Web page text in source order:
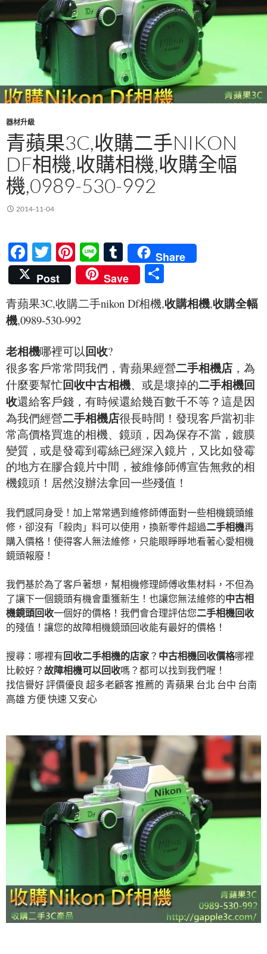
器材升級
青蘋果3C,收購二手NIKON
DF相機,收購相機,收購全幅
機,0989-530-992
2014-11-04
F
ac
e
b
o
o
k
T
w
itt
er
Pi
nt
er
es
t
Li
n
e
T
u
m
bl
Share
Post
Save
享
青蘋果3C,收購二手nikon Df相機,收購相機,收購全幅
機,0989-530-992
老相機哪裡可以回收?
很多客戶常常問我們，青蘋果經營二手相機店 ，為
什麼要幫忙回收中古相機、或是壞掉的二手相機回
收還給客戶錢，有時候還給幾百數千不等？這是因
為我們經營二手相機店很長時間！發現客戶當初非
常高價格買進的相機、鏡頭，因為保存不當，鍍膜
變質，或是發霉到霉絲已經深入鏡片，又比如發霉
的地方在膠合鏡片中間，被維修師傅宣告無救的相
機鏡頭！居然沒辦法拿回一些殘值！
我們感同身受！加上常常遇到維修師傅面對一些相機鏡頭維
修，卻沒有「殺肉」料可以使用，換新零件超過二手相機再
購入價格！使得客人無法維修，只能眼睜睜地看著心愛相機
鏡頭報廢！
我們基於為了客戶著想，幫相機修理師傅收集材料，不但為
了讓下一個鏡頭有機會重獲新生！也讓您無法維修的中古相
機鏡頭回收一個好的價格！我們會合理評估您二手相機回收
的殘值！讓您的故障相機鏡頭回收能有最好的價格！
搜尋：哪裡有 回收二手相機的店家 ？ 中古相機回收價格哪裡
比較好？ 故障相機可以回收嗎？都可以找到我們喔！
找信譽好 評價優良 超多老顧客 推薦的 青蘋果 台北 台中 台南
高雄 方便 快速 又安心